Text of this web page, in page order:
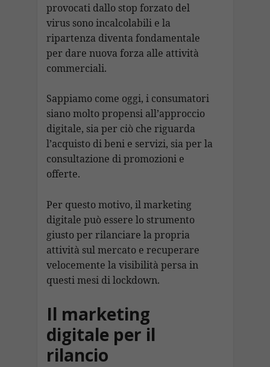
provocati dallo stop forzato del
virus sono incalcolabili e la
ripartenza diventa fondamentale
per dare nuova forza alle attività
commerciali.
Sappiamo come oggi, i consumatori
siano molto propensi all’approccio
digitale, sia per ciò che riguarda
l’acquisto di beni e servizi, sia per la
consultazione di promozioni e
offerte.
Per questo motivo, il marketing
digitale può essere lo strumento
giusto per rilanciare la propria
attività sul mercato e recuperare
velocemente la visibilità persa in
questi mesi di lockdown.
Il marketing
digitale per il
rilancio